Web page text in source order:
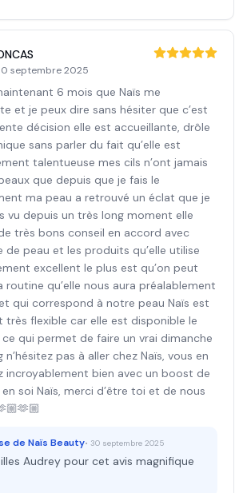
septembre 2025
6 mois que Naïs me
et je peux dire sans hésiter que c’est
décision elle est accueillante, drôle
sans parler du fait qu’elle est
talentueuse mes cils n’ont jamais
que depuis que je fais le
ma peau a retrouvé un éclat que je
vu depuis un très long moment elle
très bons conseil en accord avec
peau et les produits qu’elle utilise
excellent le plus est qu’on peut
routine qu’elle nous aura préalablement
qui correspond à notre peau Naïs est
très flexible car elle est disponible le
qui permet de faire un vrai dimanche
pas à aller chez Naïs, vous en
incroyablement bien avec un boost de
soi Naïs, merci d’être toi et de nous
de Naïs Beauty• 30 septembre 2025
Audrey pour cet avis magnifique